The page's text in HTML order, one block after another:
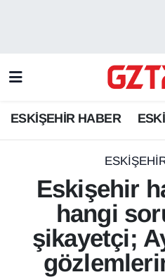
ESKİŞEHİR HABER
Eskişehir
hangi
şikayetçi;
ESKİŞEHİRSPOR
GÜNDEM
Odunpazarı Trafik
Süper Lig Puan
Tüm Manşetler
Son Dakika Haberleri
Haber Arşivi